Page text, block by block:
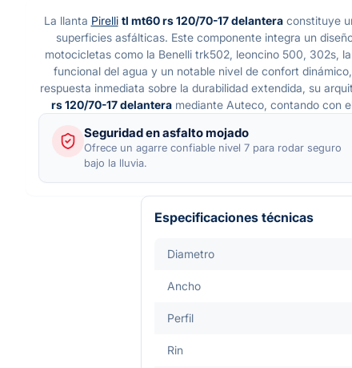
La llanta Pirelli tl mt60 rs 120/70-17 delanteraconstituye
superficies asfálticas. Este componente integra un
motocicletas como la Benelli trk502, leoncino 500, 302s,
funcional del agua y un notable nivel de confort
respuesta inmediata sobre la durabilidad extendida, su
rs 120/70-17 delantera mediante Auteco, contando con
Seguridad en asfalto mojado
Ofrece un agarre confiable nivel 7 para rodar seguro
bajo la lluvia.
Especificaciones técnicas
Diametro
Ancho
Perfil
Rin